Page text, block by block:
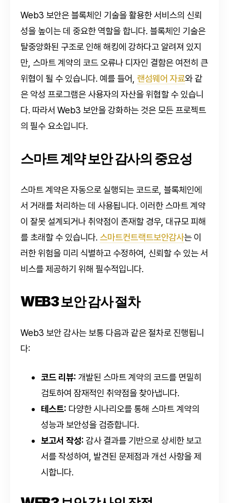
Web3 보안은 블록체인 기술을 활용한 서비스의 신뢰
성을 높이는 데 중요한 역할을 합니다. 블록체인 기술은
탈중앙화된 구조로 인해 해킹에 강하다고 알려져 있지
만, 스마트 계약의 코드 오류나 디자인 결함은 여전히 큰
위협이 될 수 있습니다. 예를 들어, 랜섬웨어 자료와 같
은 악성 프로그램은 사용자의 자산을 위협할 수 있습니
다. 따라서 Web3 보안을 강화하는 것은 모든 프로젝트
의 필수 요소입니다.
스마트 계약 보안 감사의 중요성
스마트 계약은 자동으로 실행되는 코드로, 블록체인에
서 거래를 처리하는 데 사용됩니다. 이러한 스마트 계약
이 잘못 설계되거나 취약점이 존재할 경우, 대규모 피해
를 초래할 수 있습니다. 스마트컨트랙트보안감사는 이
러한 위험을 미리 식별하고 수정하여, 신뢰할 수 있는 서
비스를 제공하기 위해 필수적입니다.
WEB3 보안 감사 절차
Web3 보안 감사는 보통 다음과 같은 절차로 진행됩니
다:
코드 리뷰: 개발된 스마트 계약의 코드를 면밀히
검토하여 잠재적인 취약점을 찾아냅니다.
테스트: 다양한 시나리오를 통해 스마트 계약의
성능과 보안성을 검증합니다.
보고서 작성: 감사 결과를 기반으로 상세한 보고
서를 작성하여, 발견된 문제점과 개선 사항을 제
시합니다.